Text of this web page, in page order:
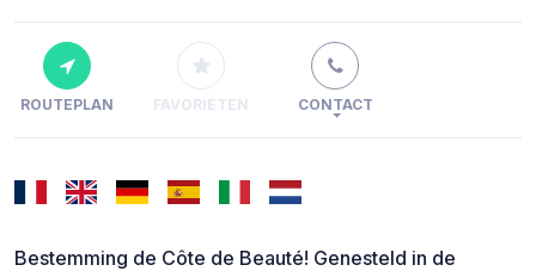
ROUTEPLAN FAVORIETEN CONTACT
Bestemming de Côte de Beauté! Genesteld in de